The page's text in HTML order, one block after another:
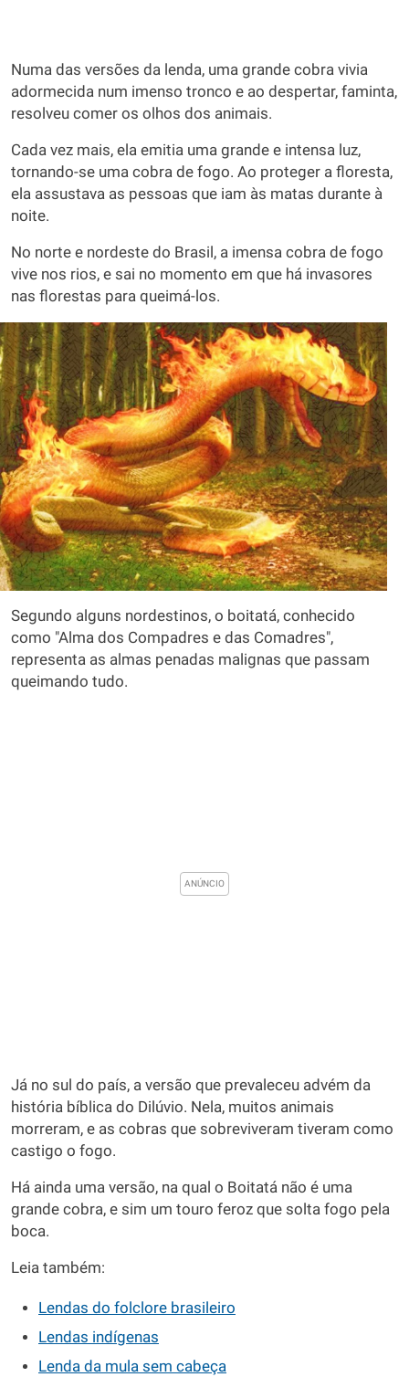
Numa das versões da lenda, uma grande cobra vivia
adormecida num imenso tronco e ao despertar, faminta,
resolveu comer os olhos dos animais.
Cada vez mais, ela emitia uma grande e intensa luz,
tornando-se uma cobra de fogo. Ao proteger a floresta,
ela assustava as pessoas que iam às matas durante à
noite.
No norte e nordeste do Brasil, a imensa cobra de fogo
vive nos rios, e sai no momento em que há invasores
nas florestas para queimá-los.
Segundo alguns nordestinos, o boitatá, conhecido
como "Alma dos Compadres e das Comadres",
representa as almas penadas malignas que passam
queimando tudo.
Já no sul do país, a versão que prevaleceu advém da
história bíblica do Dilúvio. Nela, muitos animais
morreram, e as cobras que sobreviveram tiveram como
castigo o fogo.
Há ainda uma versão, na qual o Boitatá não é uma
grande cobra, e sim um touro feroz que solta fogo pela
boca.
Leia também:
Lendas do folclore brasileiro
Lendas indígenas
Lenda da mula sem cabeça